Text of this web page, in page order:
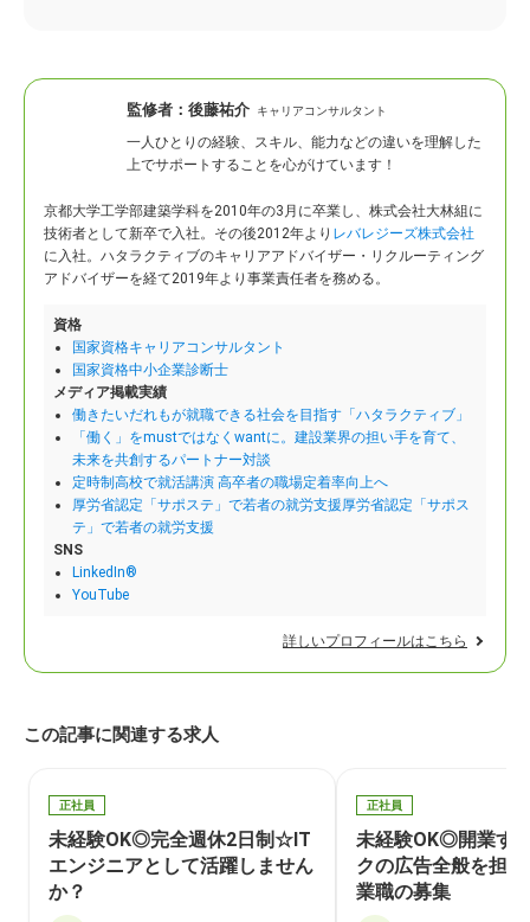
監修者： 後藤祐介 キャリアコンサルタント
一人ひとりの経験、スキル、能力などの違いを理解した
上でサポートすることを心がけています！
京都大学工学部建築学科を2010年の3月に卒業し、株式会社大林組に
技術者として新卒で入社。 その後2012年より レバレジーズ株式会社
に入社。ハタラクティブのキャリアアドバイザー・リクルーティング
アドバイザーを経て2019年より事業責任者を務める。
資格
国家資格キャリアコンサルタント
国家資格中小企業診断士
メディア掲載実績
働きたいだれもが就職できる社会を目指す「ハタラクティブ」
「働く」をmustではなくwantに。建設業界の担い手を育て、
未来を共創するパートナー対談
定時制高校で就活講演 高卒者の職場定着率向上へ
厚労省認定「サポステ」で若者の就労支援厚労省認定「サポス
テ」で若者の就労支援
SNS
LinkedIn®
YouTube
詳しいプロフィールはこちら
この記事に関連する求人
正社員
未経験OK◎完全週休2日制☆IT
エンジニアとして活躍しません
か？
正社員
未経験OK◎開業す
クの広告全般を担
業職の募集